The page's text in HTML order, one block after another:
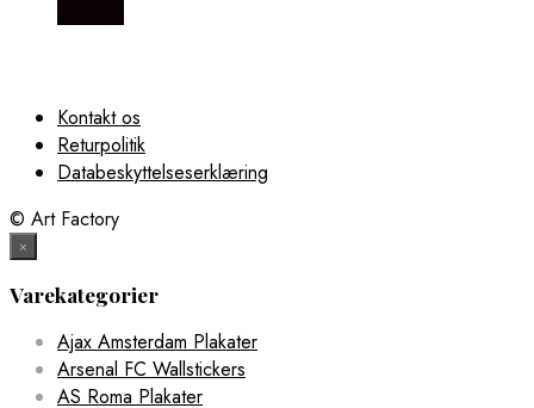
Kontakt os
Returpolitik
Databeskyttelseserklæring
© Art Factory
×
Varekategorier
Ajax Amsterdam Plakater
Arsenal FC Wallstickers
AS Roma Plakater